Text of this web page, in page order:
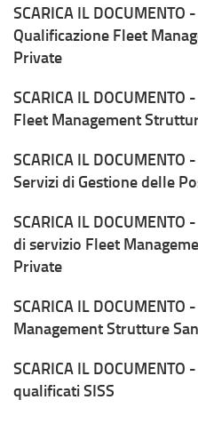
SCARICA IL
Qualificazione Fleet
Private
SCARICA IL
Fleet Management
SCARICA IL
Servizi di Gestione delle
SCARICA IL
di servizio Fleet
Private
SCARICA IL
Management Strutture
SCARICA IL
qualificati SISS